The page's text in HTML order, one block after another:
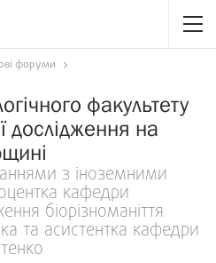
форуми
факультету
дослідження на
з іноземними
кафедри
біорізноманіття
та асистентка кафедри